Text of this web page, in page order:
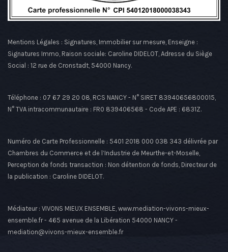
Mentions Légales : Signatures, Immobilier sur mesure, Enseigne :
Signatures Immo, Raison sociale: Caroline DIDELOT, Adresse du Siège
Social : 12 rue de Cronstadt, 54000 Nancy.
Téléphone : 07 67 29 20 08, RCS NANCY - N° SIRET 83940656800015,
N° TVA intracommunautaire : FR0 839406568 - Code APE : 6831Z.
Numéro de Carte Professionnelle : 5401 2018 000 038 343 délivrée par
Chambres du Commerce et de l’Industrie de Meurthe-et-Moselle,
Perception de fonds transaction : Non détention de fonds, Directeur de
la publication : Caroline DIDELOT.
Médiateur : VIVONS MIEUX ENSEMBLE, www.mediation-vivons-mieux-
ensemble.fr - 465 avenue de la Libération 54000 NANCY -
mediation@vivons-mieux-ensemble.fr